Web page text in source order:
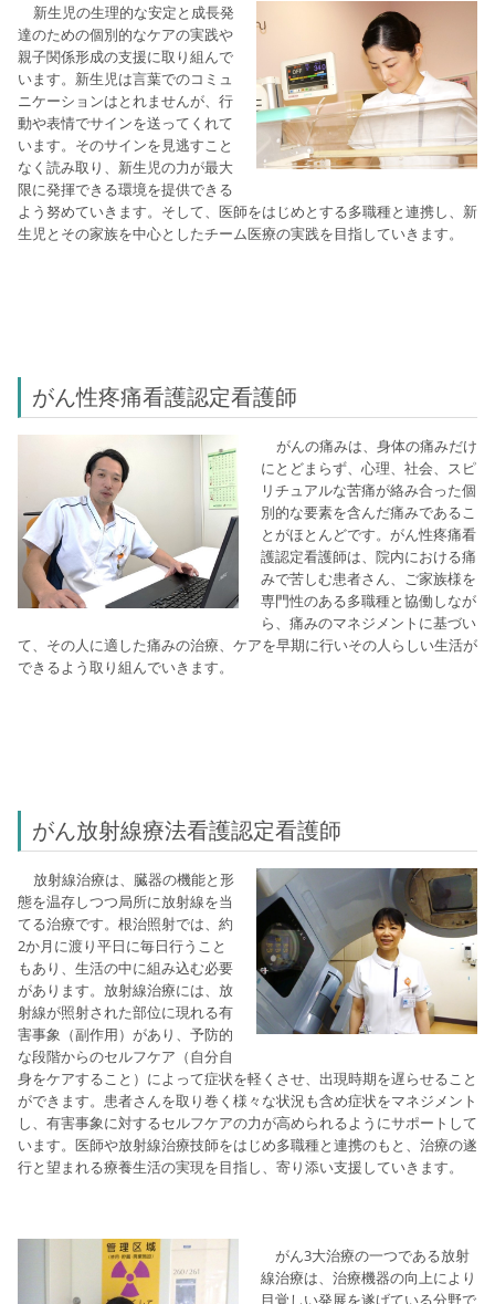
新生児の生理的な安定と成長発
達のための個別的なケアの実践や
親子関係形成の支援に取り組んで
います。新生児は言葉でのコミュ
ニケーションはとれませんが、行
動や表情でサインを送ってくれて
います。そのサインを見逃すこと
なく読み取り、新生児の力が最大
限に発揮できる環境を提供できる
よう努めていきます。そして、医師をはじめとする多職種と連携し、新
生児とその家族を中心としたチーム医療の実践を目指していきます。
がん性疼痛看護認定看護師
がんの痛みは、身体の痛みだけ
にとどまらず、心理、社会、スピ
リチュアルな苦痛が絡み合った個
別的な要素を含んだ痛みであるこ
とがほとんどです。がん性疼痛看
護認定看護師は、院内における痛
みで苦しむ患者さん、ご家族様を
専門性のある多職種と協働しなが
ら、痛みのマネジメントに基づい
て、その人に適した痛みの治療、ケアを早期に行いその人らしい生活が
できるよう取り組んでいきます。
がん放射線療法看護認定看護師
放射線治療は、臓器の機能と形
態を温存しつつ局所に放射線を当
てる治療です。根治照射では、約
2か月に渡り平日に毎日行うこと
もあり、生活の中に組み込む必要
があります。放射線治療には、放
射線が照射された部位に現れる有
害事象（副作用）があり、予防的
な段階からのセルフケア（自分自
身をケアすること）によって症状を軽くさせ、出現時期を遅らせること
ができます。患者さんを取り巻く様々な状況も含め症状をマネジメント
し、有害事象に対するセルフケアの力が高められるようにサポートして
います。医師や放射線治療技師をはじめ多職種と連携のもと、治療の遂
行と望まれる療養生活の実現を目指し、寄り添い支援していきます。
がん3大治療の一つである放射
線治療は、治療機器の向上により
目覚しい発展を遂げている分野で